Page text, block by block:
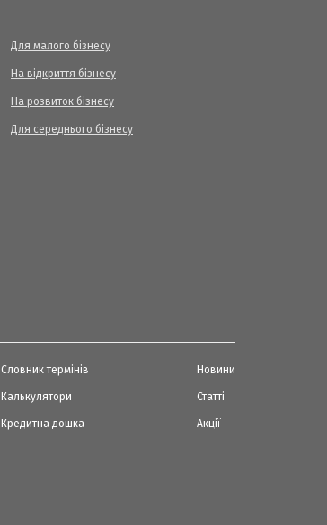
Для малого бізнесу
На відкриття бізнесу
На розвиток бізнесу
Для середнього бізнесу
Словник термінів
Калькулятори
Кредитна дошка
Новини
Статті
Акції